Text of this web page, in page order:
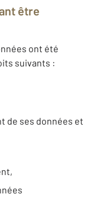
être
ont été
suivants :
de ses données et